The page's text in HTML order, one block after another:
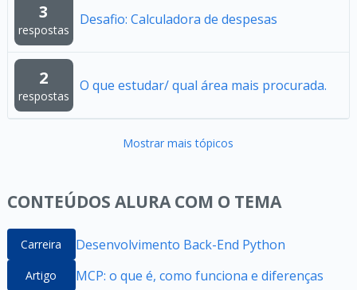
3
respostas
Desafio: Calculadora de despesas
2
respostas
O que estudar/ qual área mais procurada.
Mostrar mais tópicos
CONTEÚDOS ALURA COM O TEMA
Carreira Desenvolvimento Back-End Python
Artigo MCP: o que é, como funciona e diferenças